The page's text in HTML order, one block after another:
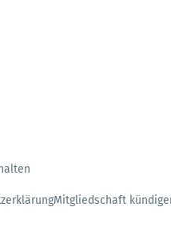
Mitgliedschaft